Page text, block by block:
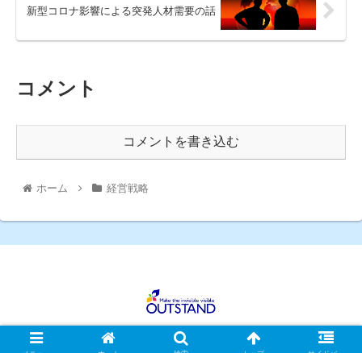
新型コロナ影響による突発人材需要の話
コメント
コメントを書き込む
ホーム 経営戦略
Copyright © 2020 株式会社アウトスタンド All Rights Reserved.